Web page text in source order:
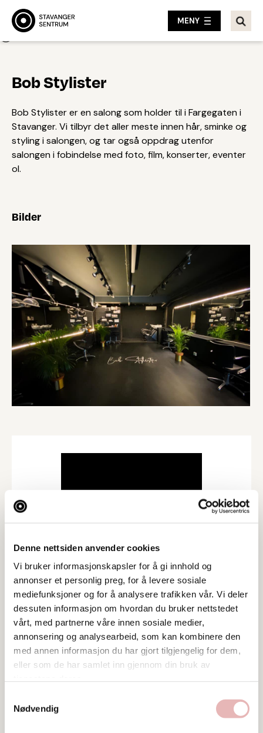
Denne nettsiden anvender cookies
Vi bruker informasjonskapsler for å gi innhold og
annonser et personlig preg, for å levere sosiale
mediefunksjoner og for å analysere trafikken vår. Vi deler
dessuten informasjon om hvordan du bruker nettstedet
vårt, med partnerne våre innen sosiale medier,
annonsering og analysearbeid, som kan kombinere den
med annen informasjon du har gjort tilgjengelig for dem,
eller som de har samlet inn gjennom din bruk av
Nødvendig
MENY
Bob Stylister
Bob Stylister er en salong som holder til i Fargegaten i
Stavanger. Vi tilbyr det aller meste innen hår, sminke og
styling i salongen, og tar også oppdrag utenfor
salongen i fobindelse med foto, film, konserter, eventer
ol.
Bilder
Tar BYENgavekortet
Tar digitalt BYENgavekort
Besøksadresse